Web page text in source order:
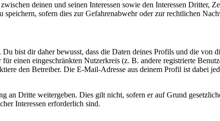
deinen und seinen Interessen sowie den Interessen Dritter,
sofern dies zur Gefahrenabwehr oder zur rechtlichen
bist dir daher bewusst, dass die Daten deines Profils und die
einen eingeschränkten Nutzerkreis (z. B. andere registrierte
den Betreiber. Die E-Mail-Adresse aus deinem Profil ist dabei
an Dritte weitergeben. Dies gilt nicht, sofern er auf Grund
Interessen erforderlich sind.